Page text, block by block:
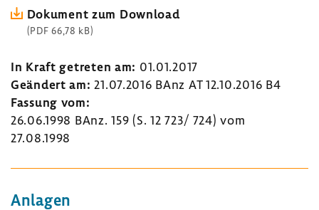
Dokument zum Download
(PDF 66,78 kB)
In Kraft getreten am: 01.01.2017
Geändert am: 21.07.2016 BAnz AT 12.10.2016 B4
Fassung vom:
26.06.1998 BAnz. 159 (S. 12 723/ 724) vom
27.08.1998
Anlagen